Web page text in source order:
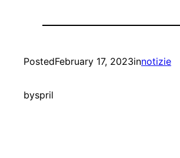
PostedFebruary 17, 2023innotizie
byspril